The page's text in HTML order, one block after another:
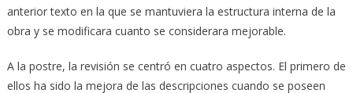
anterior texto en la que se mantuviera la estructura interna de la
obra y se modificara cuanto se considerara mejorable.
A la postre, la revisión se centró en cuatro aspectos. El primero de
ellos ha sido la mejora de las descripciones cuando se poseen